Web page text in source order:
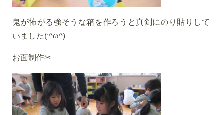
鬼が怖がる強そうな箱を作ろうと真剣にのり貼りして
いました(;^ω^)
お面制作✂